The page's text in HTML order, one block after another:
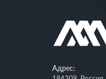
Адрес: